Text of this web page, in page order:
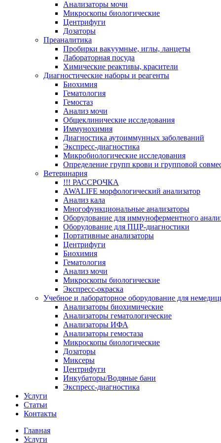
Анализаторы мочи
Микроскопы биологические
Центрифуги
Дозаторы
Преаналитика
Пробирки вакуумные, иглы, ланцеты
Лабораторная посуда
Химические реактивы, красители
Диагностические наборы и реагенты
Биохимия
Гематология
Гемостаз
Анализ мочи
Общеклинические исследования
Иммунохимия
Диагностика аутоиммунных заболеваний
Экспресс-диагностика
Микробиологические исследования
Определение групп крови и групповой
Ветеринария
!!! РАССРОЧКА
AWALIFE морфологический анализатор
Анализ кала
Многофункциональные анализаторы
Оборудование для иммуноферментного
Оборудование для ПЦР-диагностики
Портативные анализаторы
Центрифуги
Биохимия
Гематология
Анализ мочи
Микроскопы биологические
Экспресс-окраска
Учебное и лабораторное оборудование для
Анализаторы биохимические
Анализаторы гематологические
Анализаторы ИФА
Анализаторы гемостаза
Микроскопы биологические
Дозаторы
Миксеры
Центрифуги
Инкубаторы/Водяные бани
Экспресс-диагностика
Услуги
Статьи
Контакты
Главная
Услуги